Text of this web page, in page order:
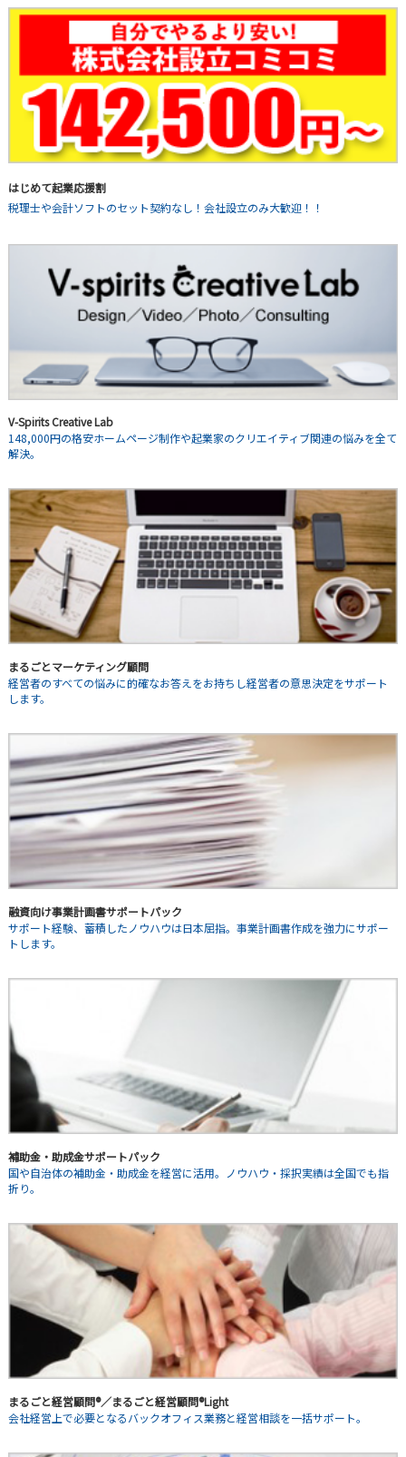
はじめて起業応援割
税理士や会計ソフトのセット契約なし！会社設立のみ大歓迎！！
V-Spirits Creative Lab
148,000円の格安ホームページ制作や起業家のクリエイティブ関連の悩みを全て
解決。
まるごとマーケティング顧問
経営者のすべての悩みに的確なお答えをお持ちし経営者の意思決定をサポート
します。
融資向け事業計画書サポートパック
サポート経験、蓄積したノウハウは日本屈指。事業計画書作成を強力にサポー
トします。
補助金・助成金サポートパック
国や自治体の補助金・助成金を経営に活用。ノウハウ・採択実績は全国でも指
折り。
まるごと経営顧問®／まるごと経営顧問®Light
会社経営上で必要となるバックオフィス業務と経営相談を一括サポート。